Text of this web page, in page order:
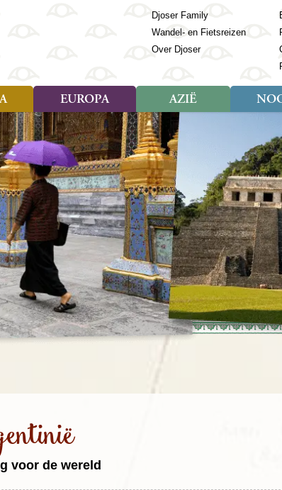
Djoser Family
Wandel- en Fietsreizen
Over Djoser
Tomé en Principe
Afrika
(Frans) Guyana
Galapagos
Guatemala
Honduras
Mexico
Nicaragua
Paaseiland
Paraguay
Peru
Suriname
EUROPA
Soort reizen
Rondreis (28)
Familiereis (11)
Fietsreis (8)
Wandelreis (23)
Cultuur (12)
Natuur (3)
Armenië
Azerbeidzjan
Azoren
Balkan
Baltische Staten
Bosnië en Herzegovina
Bulgarije
Engeland
Finland
Frankrijk
AZIË
Soort reizen
Rondreis (57)
Familiereis (22)
Fietsreis (3)
Cultuur (28)
Natuur (16)
Nieuwe reizen
Rondreis China & Tibet, 42
dagen
Rondreis Sulawesi &
Molukken, 22 dagen
Natuur
voor de wereld